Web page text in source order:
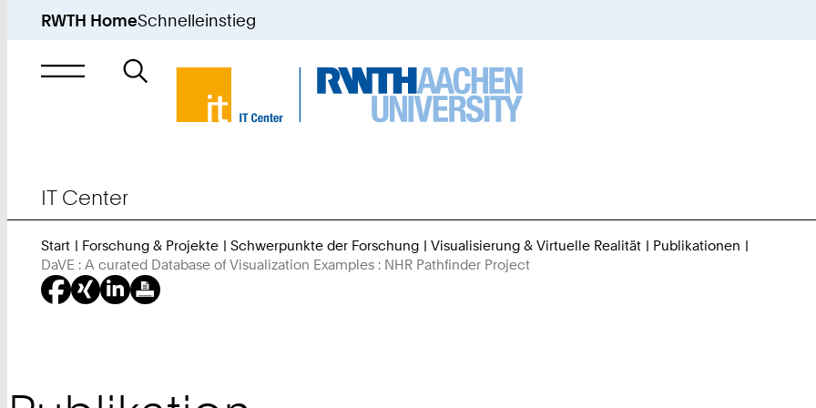
RWTH HomeSchnelleinstieg
Suche
nach
IT Center
Start Forschung & Projekte Schwerpunkte der Forschung Visualisierung & Virtuelle Realität
Publikationen
DaVE : A curated Database of Visualization Examples : NHR Pathfinder Project